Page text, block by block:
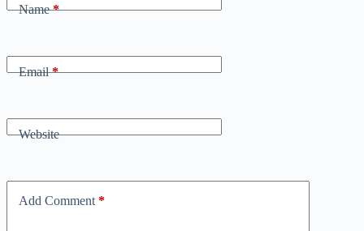
Name*
Email*
Website
Add Comment *